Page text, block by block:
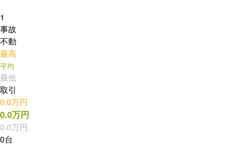
1
事故
不動
最高
平均
最低
取引
0.0万円
0.0万円
0.0万円
0台